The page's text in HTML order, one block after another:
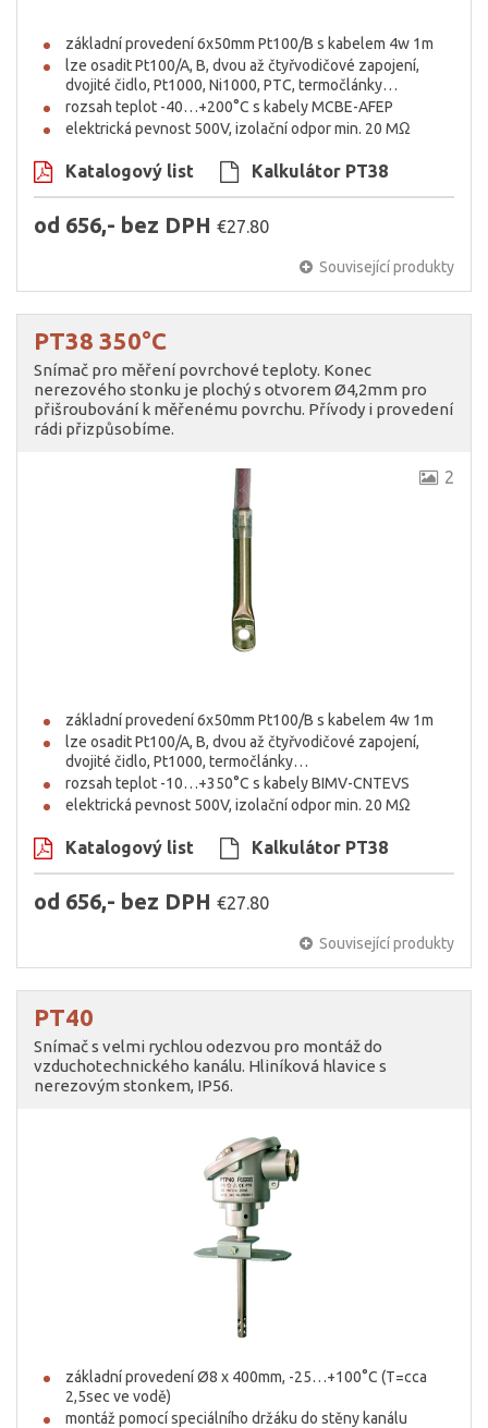
základní provedení 6x50mm Pt100/B s kabelem 4w 1m
lze osadit Pt100/A, B, dvou až čtyřvodičové zapojení,
dvojité čidlo, Pt1000, Ni1000, PTC, termočlánky…
rozsah teplot -40…+200°C s kabely MCBE-AFEP
elektrická pevnost 500V, izolační odpor min. 20 MΩ
Katalogový list Kalkulátor PT38
od 656,- bez DPH €27.80
Související produkty
PT38 350°C
Snímač pro měření povrchové teploty. Konec
nerezového stonku je plochý s otvorem Ø4,2mm pro
přišroubování k měřenému povrchu. Přívody i provedení
rádi přizpůsobíme.
základní provedení 6x50mm Pt100/B s kabelem 4w 1m
lze osadit Pt100/A, B, dvou až čtyřvodičové zapojení,
dvojité čidlo, Pt1000, termočlánky…
rozsah teplot -10…+350°C s kabely BIMV-CNTEVS
elektrická pevnost 500V, izolační odpor min. 20 MΩ
Katalogový list Kalkulátor PT38
od 656,- bez DPH €27.80
2
Související produkty
PT40
Snímač s velmi rychlou odezvou pro montáž do
vzduchotechnického kanálu. Hliníková hlavice s
nerezovým stonkem, IP56.
základní provedení Ø8 x 400mm, -25…+100°C (T=cca
2,5sec ve vodě)
montáž pomocí speciálního držáku do stěny kanálu